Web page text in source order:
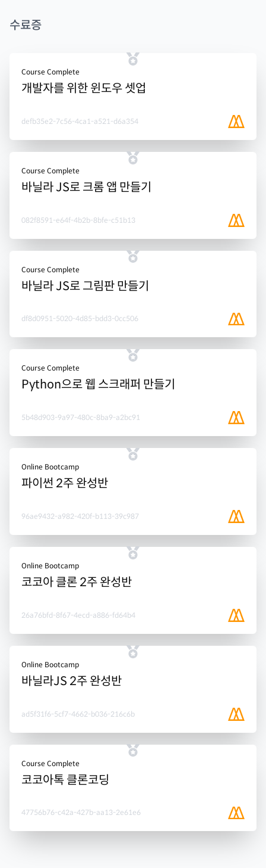
수료증
Course Complete
개발자를 위한 윈도우 셋업
defb35e2-7c56-4ca1-a521-d6a354
Course Complete
바닐라 JS로 크롬 앱 만들기
082f8591-e64f-4b2b-8bfe-c51b13
Course Complete
바닐라 JS로 그림판 만들기
df8d0951-5020-4d85-bdd3-0cc506
Course Complete
Python으로 웹 스크래퍼 만들기
5b48d903-9a97-480c-8ba9-a2bc91
Online Bootcamp
파이썬 2주 완성반
96ae9432-a982-420f-b113-39c987
Online Bootcamp
코코아 클론 2주 완성반
26a76bfd-8f67-4ecd-a886-fd64b4
Online Bootcamp
바닐라JS 2주 완성반
ad5f31f6-5cf7-4662-b036-216c6b
Course Complete
코코아톡 클론코딩
47756b76-c42a-427b-aa13-2e61e6